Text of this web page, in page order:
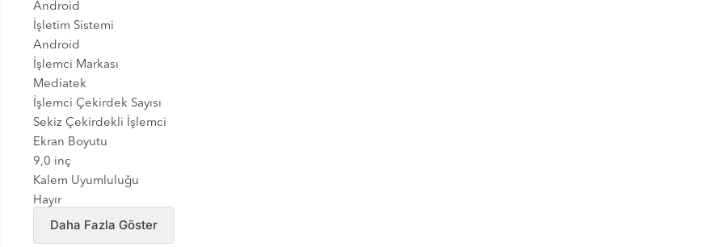
Android
İşletim Sistemi
Android
İşlemci Markası
Mediatek
İşlemci Çekirdek Sayısı
Sekiz Çekirdekli İşlemci
Ekran Boyutu
9,0 inç
Kalem Uyumluluğu
Hayır
Ram Kapasitesi
4 GB
Daha Fazla Göster